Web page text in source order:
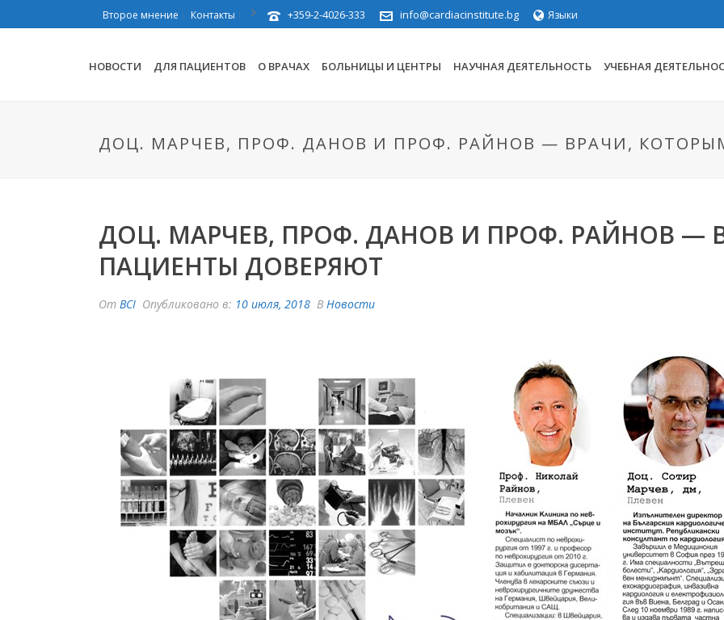
Второе мнение Контакты +359-2-4026-333 info@cardiacinstitute.bg Языки
НОВОСТИ ДЛЯ ПАЦИЕНТОВ О ВРАЧАХ БОЛЬНИЦЫ И ЦЕНТРЫ НАУЧНАЯ ДЕЯТЕЛЬНОСТЬ УЧЕБНАЯ
ДОЦ. МАРЧЕВ, ПРОФ. ДАНОВ И ПРОФ. РАЙНОВ — ВРАЧИ,
ДОЦ. МАРЧЕВ, ПРОФ. ДАНОВ И ПРОФ. РАЙНОВ —
ПАЦИЕНТЫ ДОВЕРЯЮТ
От BCI Опубликовано в: 10 июля, 2018 В Новости